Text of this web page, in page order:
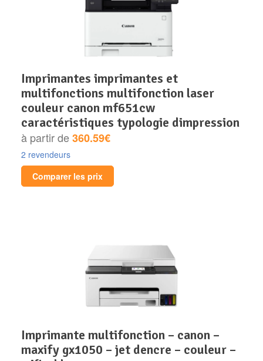
imprimantes imprimantes et
multifonctions multifonction laser
couleur canon mf651cw
caractéristiques typologie dimpression
à partir de360.59€
2 revendeurs
Comparer les prix
imprimante multifonction – canon –
maxify gx1050 – jet dencre – couleur –